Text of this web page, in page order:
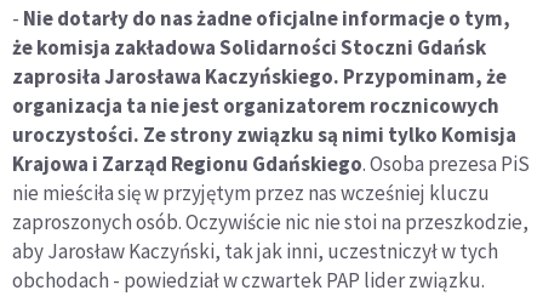
- Nie dotarły do nas żadne oficjalne informacje o tym,
że komisja zakładowa Solidarności Stoczni Gdańsk
zaprosiła Jarosława Kaczyńskiego. Przypominam, że
organizacja ta nie jest organizatorem rocznicowych
uroczystości. Ze strony związku są nimi tylko Komisja
Krajowa i Zarząd Regionu Gdańskiego. Osoba prezesa PiS
nie mieściła się w przyjętym przez nas wcześniej kluczu
zaproszonych osób. Oczywiście nic nie stoi na przeszkodzie,
aby Jarosław Kaczyński, tak jak inni, uczestniczył w tych
obchodach - powiedział w czwartek PAP lider związku.